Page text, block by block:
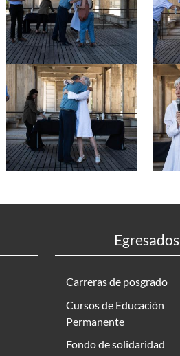
Egresados
Carreras de posgrado
Cursos de Educación
Permanente
Fondo de solidaridad